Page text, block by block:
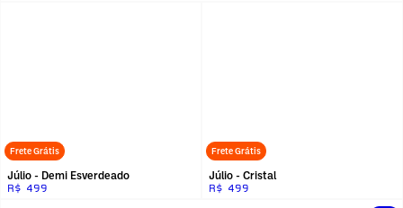
Frete Grátis
Júlio - Demi Esverdeado
R$ 499
Frete Grátis
Júlio - Cristal
R$ 499